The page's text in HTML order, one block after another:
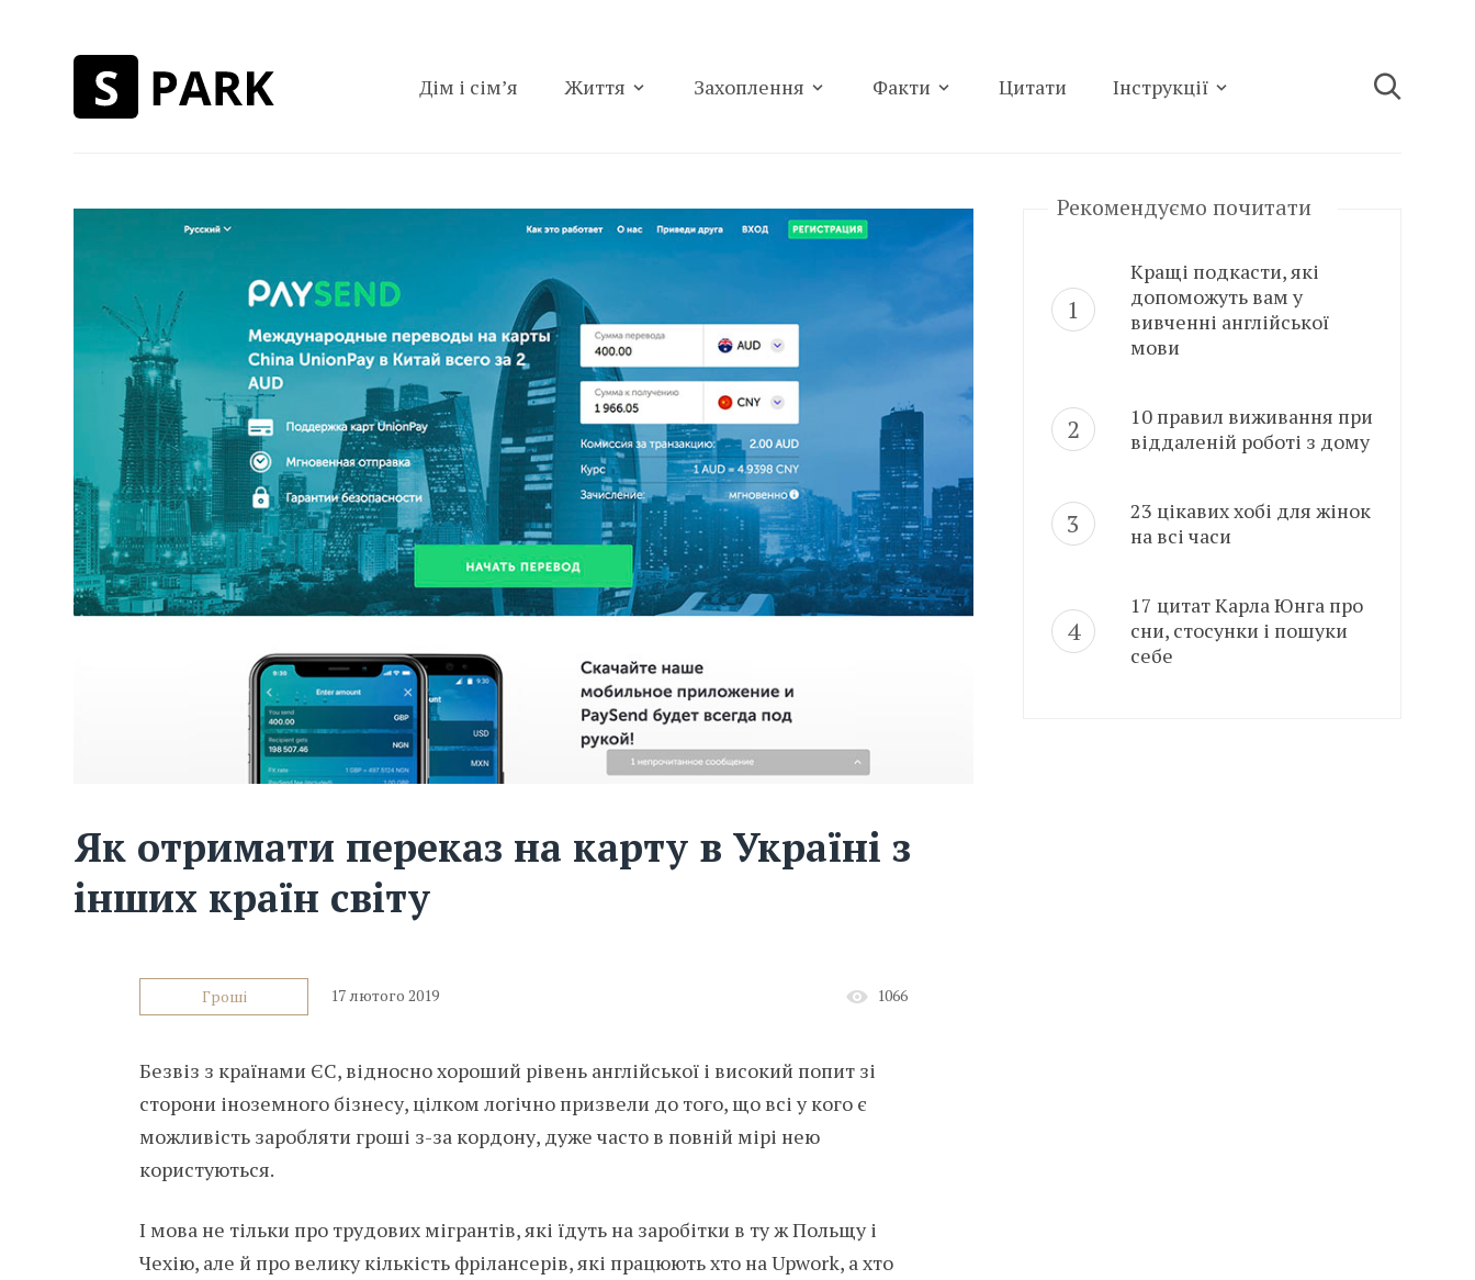
Дім і сім’я Життя Захоплення Факти Цитати Інструкції
Як отримати переказ на карту в Україні з
інших країн світу
Гроші 17 лютого 2019 1066
Безвіз з країнами ЄС, відносно хороший рівень англійської і високий попит зі
сторони іноземного бізнесу, цілком логічно призвели до того, що всі у кого є
можливість заробляти гроші з-за кордону, дуже часто в повній мірі нею
користуються.
І мова не тільки про трудових мігрантів, які їдуть на заробітки в ту ж Польщу і
Чехію, але й про велику кількість фрілансерів, які працюють хто на Upwork, а хто
Рекомендуємо почитати
Кращі подкасти, які
допоможуть вам у
вивченні англійської
мови
10 правил виживання при
віддаленій роботі з дому
23 цікавих хобі для жінок
на всі часи
17 цитат Карла Юнга про
сни, стосунки і пошуки
себе